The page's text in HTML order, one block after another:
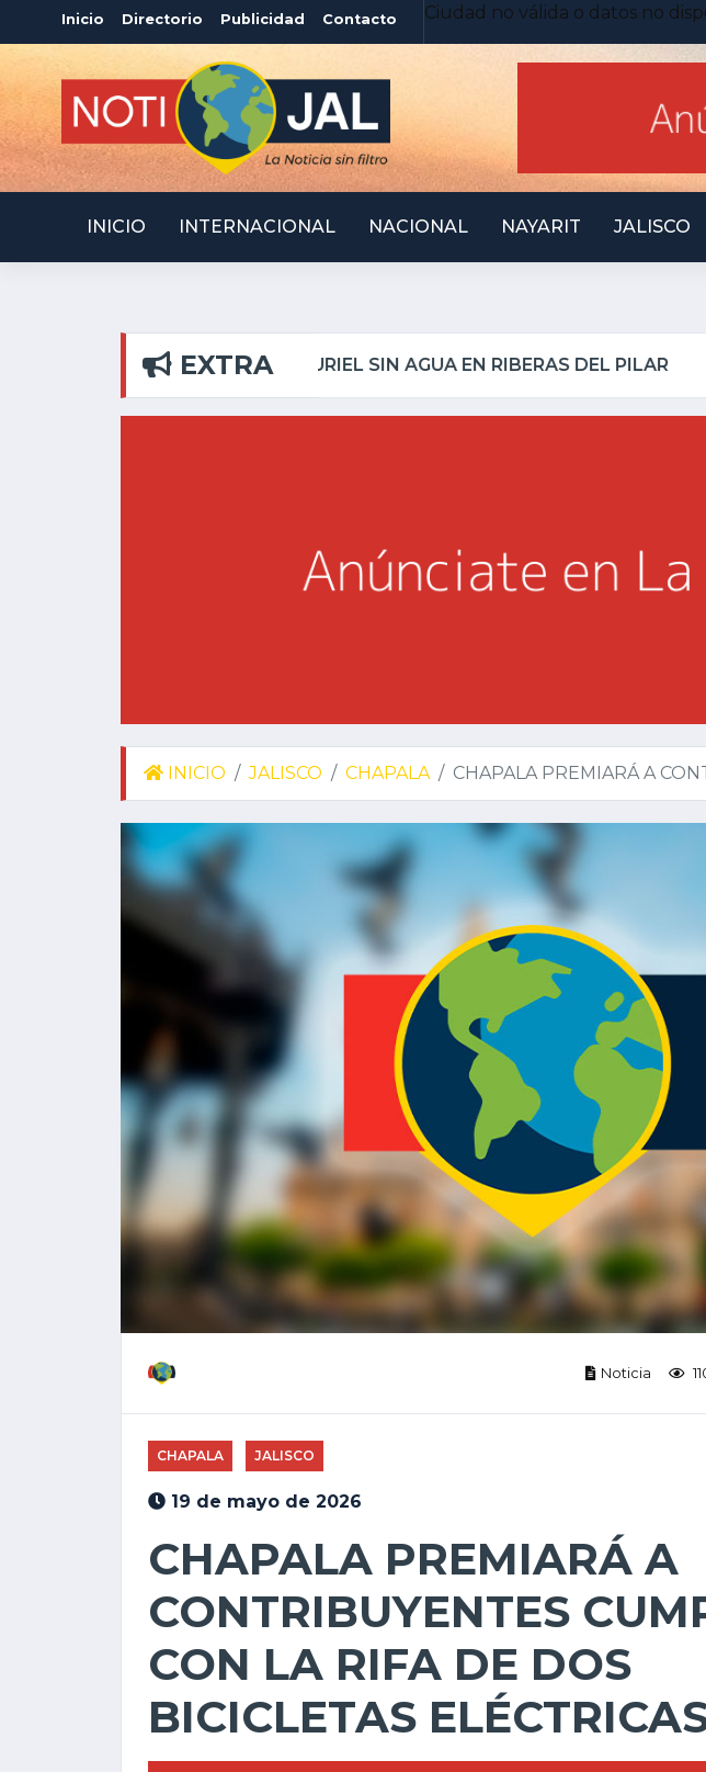
Inicio Directorio Publicidad Contacto Ciudad no válida o datos no
INICIO INTERNACIONAL NACIONAL NAYARIT JALISCO
EXTRA ATOTONILQUILLO INSEGURO Y AL
INICIO JALISCO CHAPALA CHAPALA PREMIARÁ A
Noticia
CHAPALA JALISCO
19 de mayo de 2026
CHAPALA PREMIARÁ A
CONTRIBUYENTES
CON LA RIFA DE DOS
BICICLETAS